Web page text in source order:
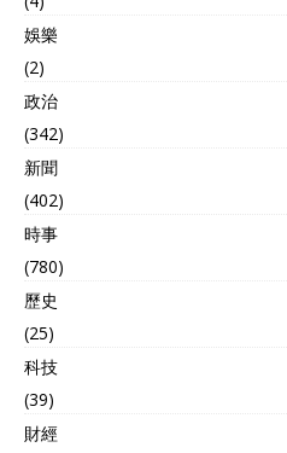
娛樂
(2)
政治
(342)
新聞
(402)
時事
(780)
歷史
(25)
科技
(39)
財經